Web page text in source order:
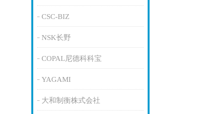
CSC-BIZ
NSK长野
COPAL尼德科科宝
YAGAMI
大和制衡株式会社